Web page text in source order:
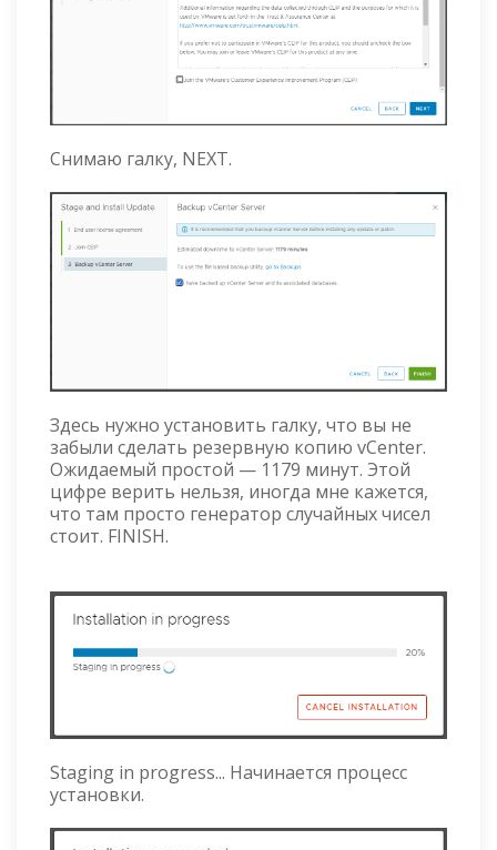
Снимаю галку, NEXT.
Здесь нужно установить галку, что вы не
забыли сделать резервную копию vCenter.
Ожидаемый простой — 1179 минут. Этой
цифре верить нельзя, иногда мне кажется,
что там просто генератор случайных чисел
стоит. FINISH.
Staging in progress... Начинается процесс
установки.